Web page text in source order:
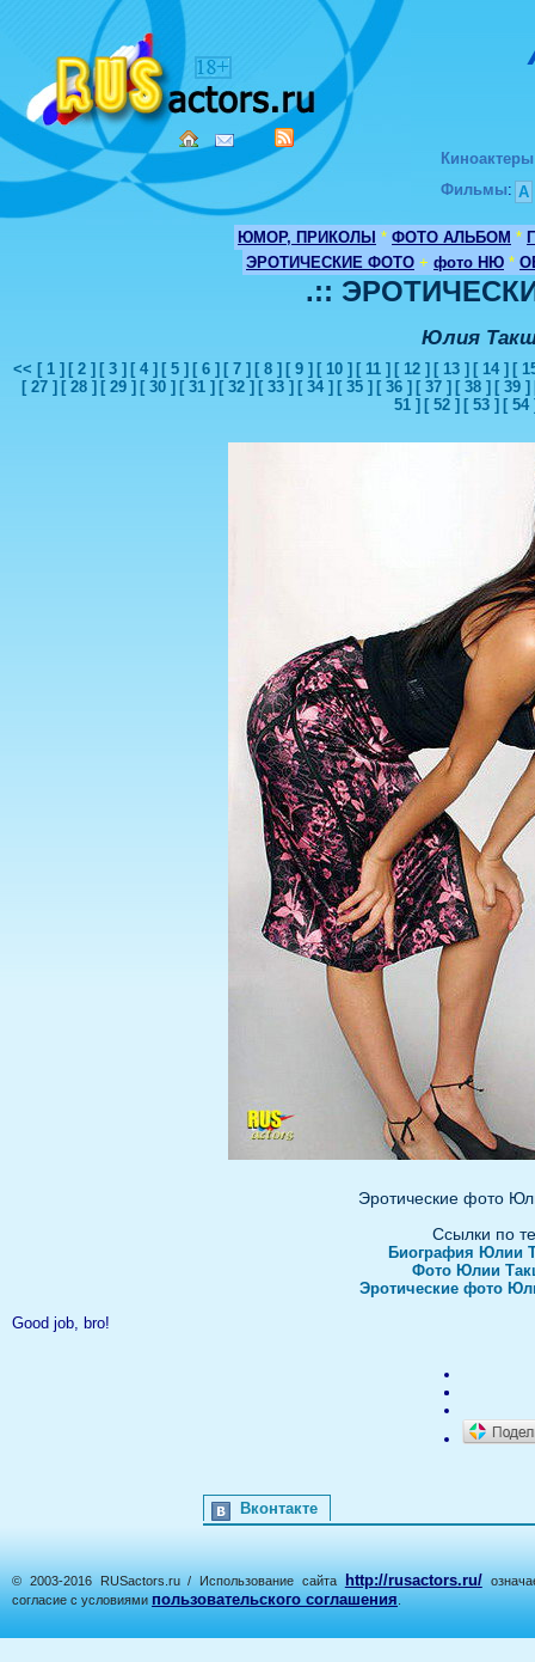
Киноактеры
Фильмы: А
ЮМОР, ПРИКОЛЫ * ФОТО АЛЬБОМ *
ЭРОТИЧЕСКИЕ ФОТО + фото НЮ *
.::
Юлия
<< [ 1 ] [ 2 ] [ 3 ] [ 4 ] [ 5 ] [ 6 ] [ 7 ] [ 8 ] [ 9 ] [ 10 ] [ 11 ] [ 12 ] [ 13 ] [ 14 ] [
[ 27 ] [ 28 ] [ 29 ] [ 30 ] [ 31 ] [ 32 ] [ 33 ] [ 34 ] [ 35 ] [ 36 ] [ 37 ] [ 38 ] [ 39 ]
51 ] [ 52 ] [ 53 ] [ 54
Эротические фото
Ссылки по
Биография Юлии
Фото Юлии
Эротические фото
Good job, bro!
Вконтакте
© 2003-2016 RUSactors.ru / Использование сайта http://rusactors.ru/
согласие с условиями пользовательского соглашения